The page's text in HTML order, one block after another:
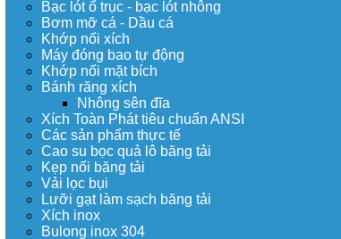
Bạc lót ổ trục - bạc lót nhông
Bơm mỡ cá - Dầu cá
Khớp nối xích
Máy đóng bao tự động
Khớp nối mặt bích
Bánh răng xích
Nhông sên đĩa
Xích Toàn Phát tiêu chuẩn ANSI
Các sản phẩm thực tế
Cao su bọc quả lô băng tải
Kẹp nối băng tải
Vải lọc bụi
Lưỡi gạt làm sạch băng tải
Xích inox
Bulong inox 304